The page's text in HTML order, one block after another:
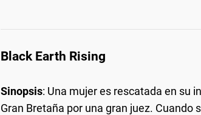
Black Earth Rising
Sinopsis: Una mujer es rescatada en su
Gran Bretaña por una gran juez.